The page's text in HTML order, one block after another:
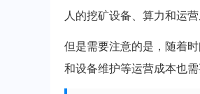
人的挖矿设备、算力和运
但是需要注意的是，随着
和设备维护等运营成本也